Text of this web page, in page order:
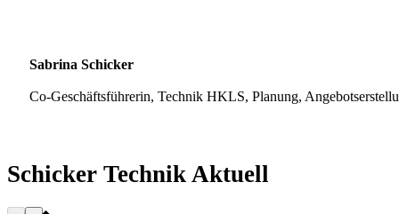
Sabrina Schicker
Co-Geschäftsführerin, Technik HKLS, Planung,
Schicker Technik Aktuell